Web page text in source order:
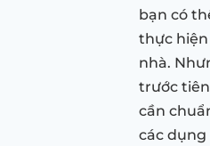
bạn có
thực
nhà.
trước
cần
các dụng